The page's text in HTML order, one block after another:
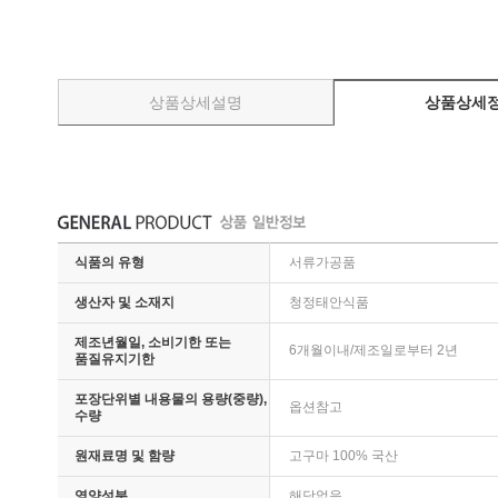
[마싯구마]갓구운 군고구마
[마싯구마]아이스 군고구마
황토 갯바람 호박고구마
황토 갯바람 수미감자
김명월 수산물
연체류
조개류
갑각류
김명월 건어물
상품상세설명 상품상세
식품의 유형 서류가공품
생산자 및 소재지 청정태안식품
제조년월일, 소비기한 또는
품질유지기한
6개월이내/제조일로부터 2년
포장단위별 내용물의 용량(중량),
수량
옵션참고
원재료명 및 함량 고구마 100% 국산